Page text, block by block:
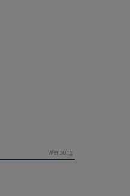
Werbung